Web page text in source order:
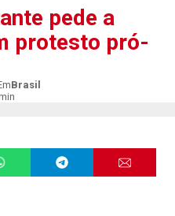
pede a
protesto pró-
Brasil